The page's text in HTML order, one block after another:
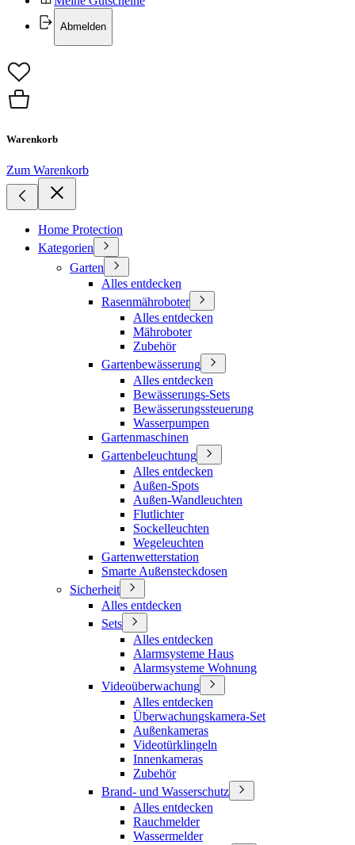
Abmelden
Warenkorb
Zum Warenkorb
Home Protection
Kategorien
Garten
Alles entdecken
Rasenmähroboter
Alles entdecken
Mähroboter
Zubehör
Gartenbewässerung
Alles entdecken
Bewässerungs-Sets
Bewässerungssteuerung
Wasserpumpen
Gartenmaschinen
Gartenbeleuchtung
Alles entdecken
Außen-Spots
Außen-Wandleuchten
Flutlichter
Sockelleuchten
Wegeleuchten
Gartenwetterstation
Smarte Außensteckdosen
Sicherheit
Alles entdecken
Sets
Alles entdecken
Alarmsysteme Haus
Alarmsysteme Wohnung
Videoüberwachung
Alles entdecken
Überwachungskamera-Set
Außenkameras
Videotürklingeln
Innenkameras
Zubehör
Brand- und Wasserschutz
Alles entdecken
Rauchmelder
Wassermelder